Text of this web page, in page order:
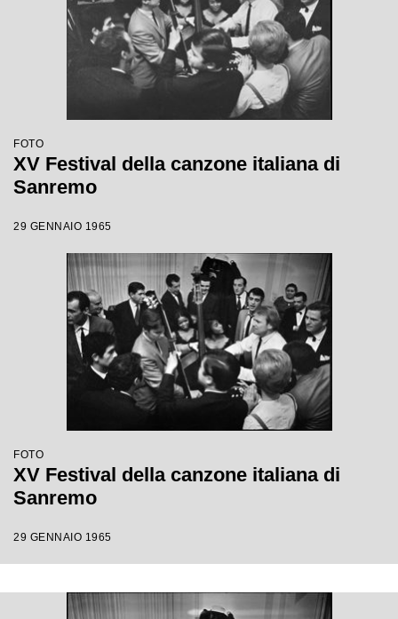
FOTO
XV Festival della canzone italiana di
Sanremo
29 GENNAIO 1965
FOTO
XV Festival della canzone italiana di
Sanremo
29 GENNAIO 1965